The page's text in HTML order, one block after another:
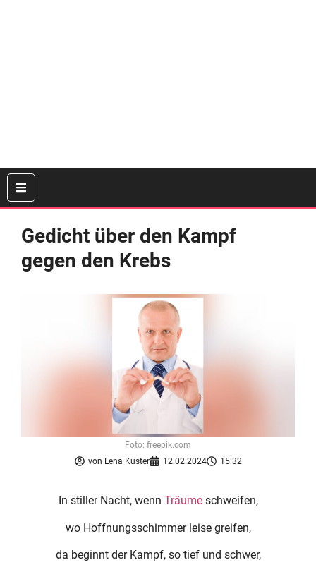
Gedicht über den Kampf
gegen den Krebs
von Lena Kuster 12.02.2024 15:32
Foto: freepik.com
In stiller Nacht, wenn Träumeschweifen,
wo Hoffnungsschimmer leise greifen,
da beginnt der Kampf, so tief und schwer,